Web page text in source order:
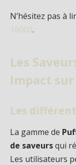
N’hésitez pas à
16000.
Les
Impact
Les
La gamme de
de saveursqui
Les utilisateurs